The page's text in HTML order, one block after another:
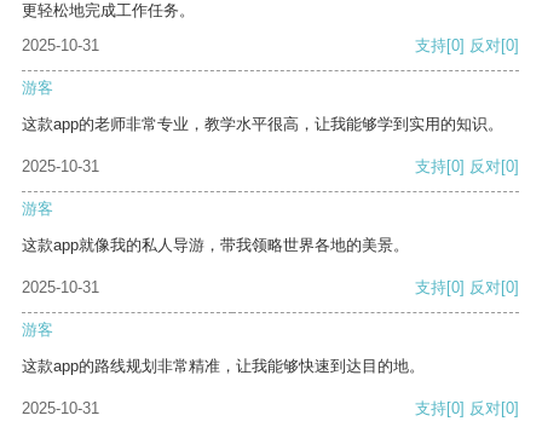
更轻松地完成工作任务。
2025-10-31
支持[0] 反对[0]
游客
这款app的老师非常专业，教学水平很高，让我能够学到实用的知识。
2025-10-31 支持[0] 反对[0]
游客
这款app就像我的私人导游，带我领略世界各地的美景。
2025-10-31 支持[0] 反对[0]
游客
这款app的路线规划非常精准，让我能够快速到达目的地。
2025-10-31 支持[0] 反对[0]